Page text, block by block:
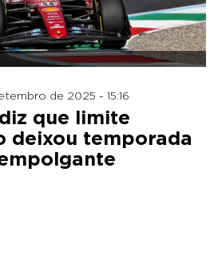
de 2025 - 15:16
que limite
deixou temporada